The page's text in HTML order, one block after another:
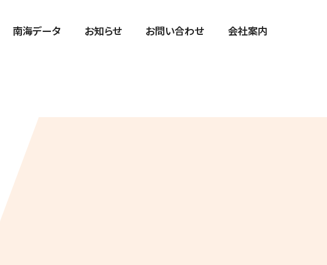
南海データ お知らせ お問い合わせ 会社案内